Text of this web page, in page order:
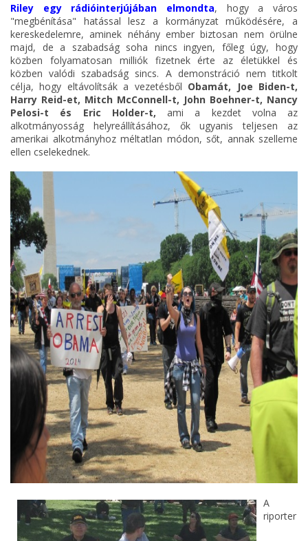
Riley egy rádióinterjújában elmondta, hogy a város
"megbénítása" hatással lesz a kormányzat működésére, a
kereskedelemre, aminek néhány ember biztosan nem örülne
majd, de a szabadság soha nincs ingyen, főleg úgy, hogy
közben folyamatosan milliók fizetnek érte az életükkel és
közben valódi szabadság sincs. A demonstráció nem titkolt
célja, hogy eltávolítsák a vezetésből Obamát, Joe Biden-t,
Harry Reid-et, Mitch McConnell-t, John Boehner-t, Nancy
Pelosi-t és Eric Holder-t, ami a kezdet volna az
alkotmányosság helyreállításához, ők ugyanis teljesen az
amerikai alkotmányhoz méltatlan módon, sőt, annak szelleme
ellen cselekednek.
A
riporter